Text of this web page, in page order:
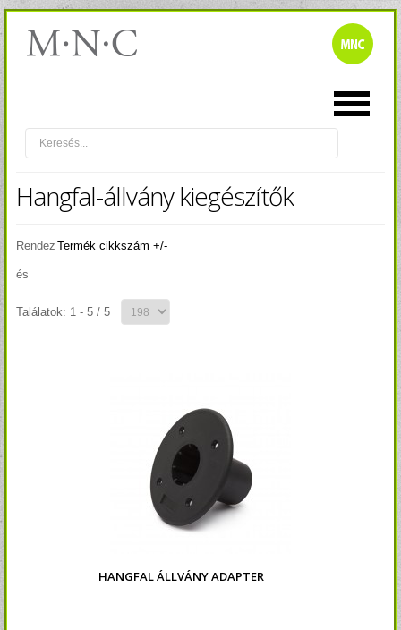
Hangfal-állvány kiegészítők
Rendez
és
Termék cikkszám +/-
Találatok: 1 - 5 / 5
HANGFAL ÁLLVÁNY ADAPTER